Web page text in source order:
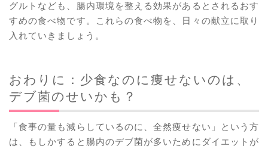
グルトなども、腸内環境を整える効果があるとされるおす
すめの食べ物です。これらの食べ物を、日々の献立に取り
入れていきましょう。
おわりに：少食なのに痩せないのは、
デブ菌のせいかも？
「食事の量も減らしているのに、全然痩せない」という方
は、もしかすると腸内のデブ菌が多いためにダイエットが